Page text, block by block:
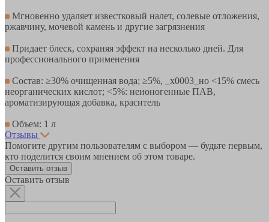
Мгновенно удаляет известковый налет, солевые отложения,
ржавчину, мочевой камень и другие загрязнения
Придает блеск, сохраняя эффект на несколько дней. Для
профессионального применения
Состав: ≥30% очищенная вода; ≥5%, _x0003_но <15% смесь
неорганических кислот; <5%: неионогенные ПАВ,
ароматизирующая добавка, краситель
Объем: 1 л
Отзывы
Помогите другим пользователям с выбором — будьте первым,
кто поделится своим мнением об этом товаре.
Оставить отзыв
Оставить отзыв